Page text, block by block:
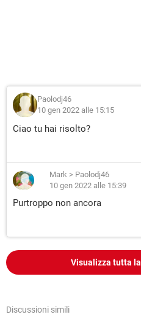
Paolodj46
10 gen 2022 alle 15:15
Ciao tu hai risolto?
Mark > Paolodj46
10 gen 2022 alle 15:39
Purtroppo non ancora
Visualizza tutta
Discussioni simili